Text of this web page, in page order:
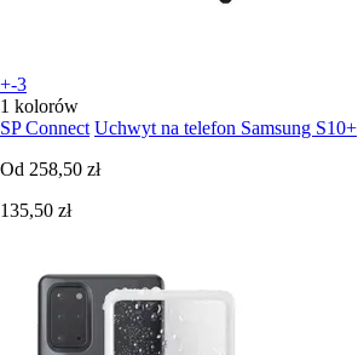
+-3
1 kolorów
SP Connect Uchwyt na telefon Samsung S10+
Od 258,50 zł
135,50 zł